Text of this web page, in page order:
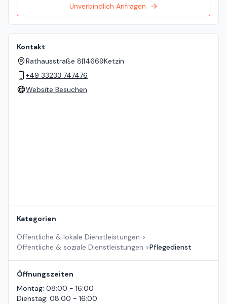
Unverbindlich Anfragen
Kontakt
Rathausstraße 8|14669Ketzin
+49 33233 747476
Website Besuchen
Kategorien
Öffentliche & lokale Dienstleistungen >
Öffentliche & soziale Dienstleistungen >Pflegedienst
Öffnungszeiten
Montag: 08:00 - 16:00
Dienstag: 08:00 - 16:00